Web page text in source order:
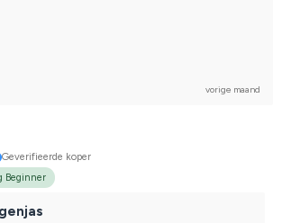
vorige maand
Geverifieerde koper
Beginner